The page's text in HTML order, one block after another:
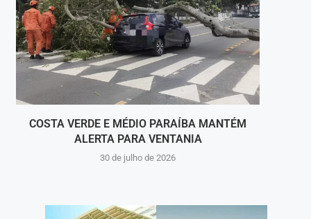
COSTA VERDE E MÉDIO PARAÍBA MANTÉM
ALERTA PARA VENTANIA
30 de julho de 2026